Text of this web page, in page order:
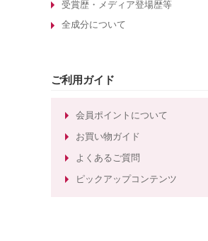
エイジングケア化粧品の選び方
敏感肌化粧品の選び方
ほうれい線対策のエイジングケア化
粧水
受賞歴・メディア登場歴等
全成分について
ご利用ガイド
会員ポイントについて
お買い物ガイド
よくあるご質問
ピックアップコンテンツ